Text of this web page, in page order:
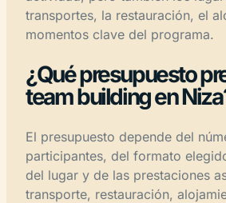
transportes, la restauración, el
momentos clave del programa.
¿Qué presupuesto
team building en
El presupuesto depende del
participantes, del formato
del lugar y de las prestaciones
transporte, restauración,